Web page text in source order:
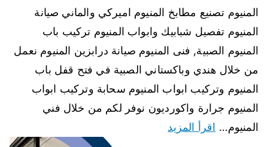
المنيوم تصنيع مطابخ المنيوم اميركي والماني صيانة
المنيوم تفصيل شبابيك وابواب المنيوم تركيب باب
المنيوم الصبية, فنى المنيوم صيانة درابزين المنيوم نعمل
من خلال هندي وباكستاني الصبية في فتح قفل باب
المنيوم وتركيب ابواب المنيوم سحابة وتركيب ابواب
المنيوم جرارة واكورديون نوفر لكم من خلال فني
المنيوم… اقرأ المزيد